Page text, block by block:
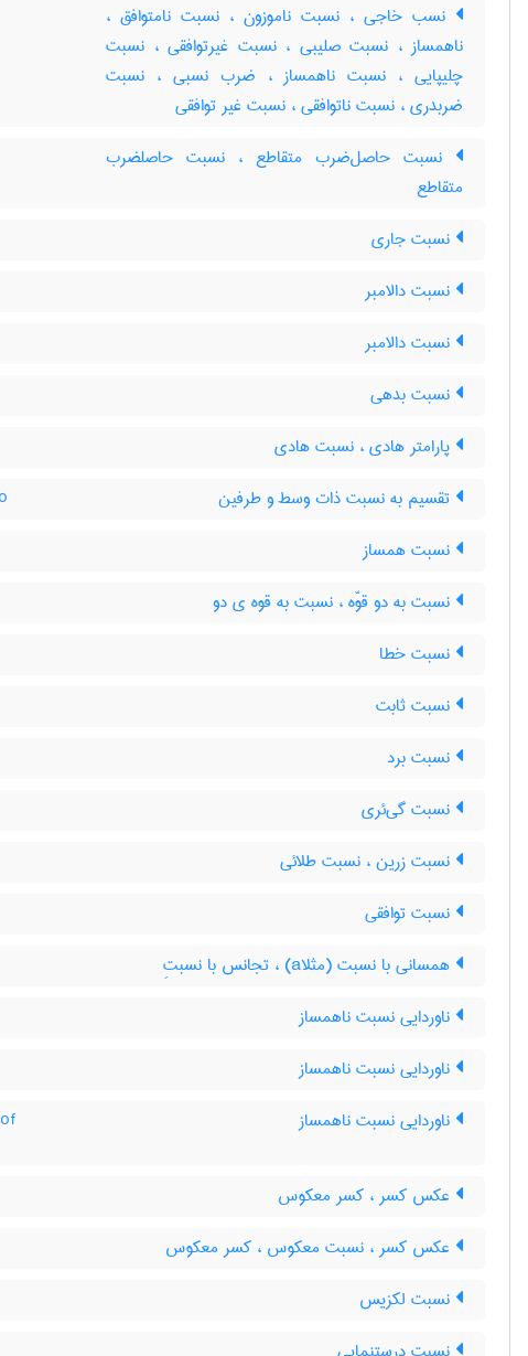
نسب خاجی ، نسبت ناموزون ، نسبت نامتوافق ،
ناهمساز ، نسبت صلیبی ، نسبت غیرتوافقی ، نسبت
چلیپایی ، نسبت ناهمساز ، ضرب نسبی ، نسبت
ضربدری ، نسبت ناتوافقی ، نسبت غیر توافقی
نسبت حاصل‌ضرب متقاطع ، نسبت حاصلضرب
متقاطع
نسبت جاری
نسبت دالامبر
نسبت دالامبر
نسبت بدهی
پارامتر هادی ، نسبت هادی
تقسیم به نسبت ذات وسط و طرفین
نسبت همساز
نسبت به دو قوّه ، نسبت به قوه ی دو
نسبت خطا
نسبت ثابت
نسبت برد
نسبت گی‌ئری
نسبت زرین ، نسبت طلائی
نسبت توافقی
همسانی با نسبت (مثلاa) ، تجانس با نسبتِ
ناوردایی نسبت ناهمساز
ناوردایی نسبت ناهمساز
ناوردایی نسبت ناهمساز
عکس کسر ، کسر معکوس
عکس کسر ، نسبت معکوس ، کسر معکوس
نسبت لکزیس